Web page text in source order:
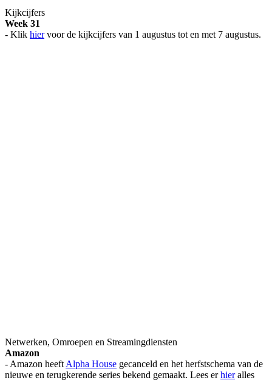
Kijkcijfers
Week 31
- Klik hiervoor de kijkcijfers van 1 augustus tot en met 7 augustus.
Netwerken, Omroepen en Streamingdiensten
Amazon
- Amazon heeft Alpha House gecanceld en het herfstschema van de
nieuwe en terugkerende series bekend gemaakt. Lees erhieralles